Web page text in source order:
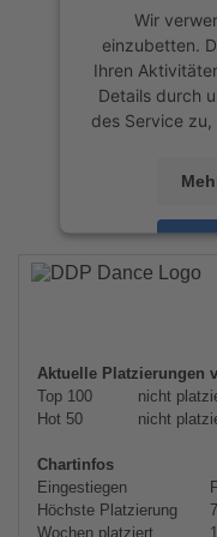
Wir
einzubetten.
Ihren
Details durch
des Service
powered
Aktuelle Platzierungen
Top 100
nicht
Hot 50
nicht
Chartinfos
Eingestiegen
Höchste Platzierung
7
Wochen platziert